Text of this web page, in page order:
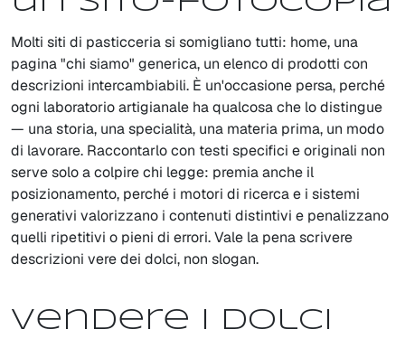
Molti siti di pasticceria si somigliano tutti: home, una
pagina "chi siamo" generica, un elenco di prodotti con
descrizioni intercambiabili. È un'occasione persa, perché
ogni laboratorio artigianale ha qualcosa che lo distingue
— una storia, una specialità, una materia prima, un modo
di lavorare. Raccontarlo con testi specifici e originali non
serve solo a colpire chi legge: premia anche il
posizionamento, perché i motori di ricerca e i sistemi
generativi valorizzano i contenuti distintivi e penalizzano
quelli ripetitivi o pieni di errori. Vale la pena scrivere
descrizioni vere dei dolci, non slogan.
Vendere i dolci